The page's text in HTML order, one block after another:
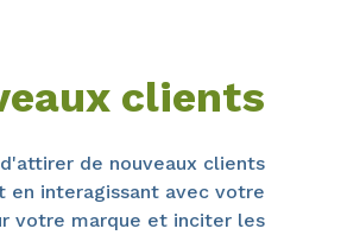
clients
de nouveaux clients
en interagissant avec votre
votre marque et inciter les